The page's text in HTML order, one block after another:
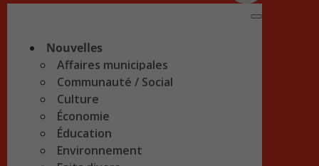
Nouvelles
Affaires municipales
Communauté / Social
Culture
Économie
Éducation
Environnement